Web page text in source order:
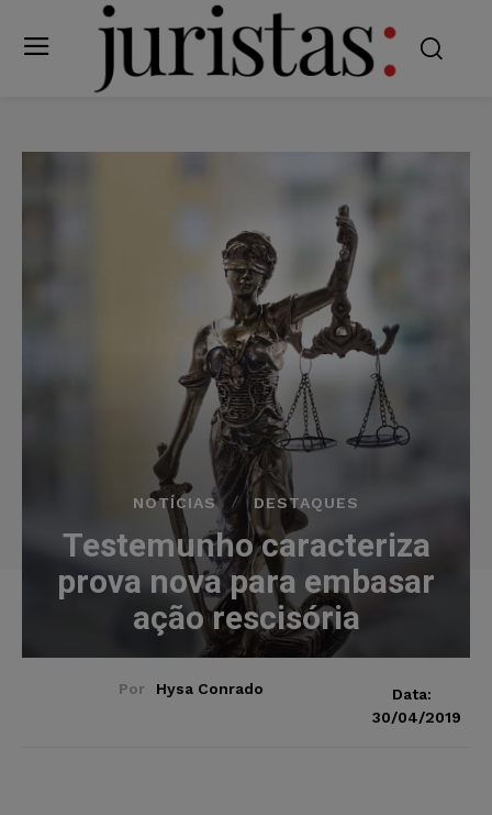
NOTÍCIAS DESTAQUES
Testemunho caracteriza
prova nova para embasar
ação rescisória
Por Hysa Conrado
Data:
30/04/2019